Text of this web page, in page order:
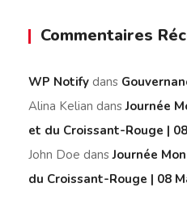
Commentaires
WP Notify dans
Alina Kelian dansJournée
et du Croissant-Rouge |
John Doe dansJournée
du Croissant-Rouge | 08